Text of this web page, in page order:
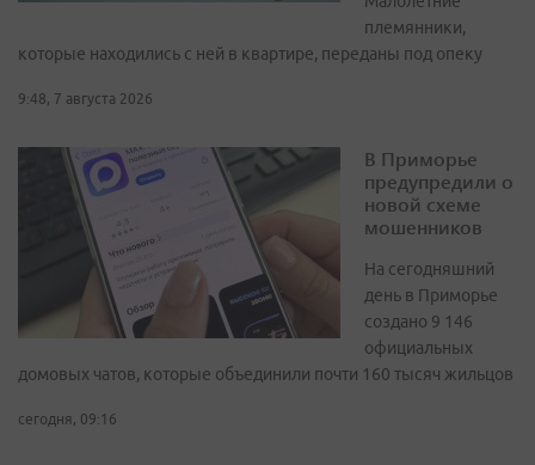
племянники,
которые находились с ней в квартире, переданы под опеку
9:48, 7 августа 2026
В Приморье
предупредили о
новой схеме
мошенников
На сегодняшний
день в Приморье
создано 9 146
официальных
домовых чатов, которые объединили почти 160 тысяч жильцов
сегодня, 09:16